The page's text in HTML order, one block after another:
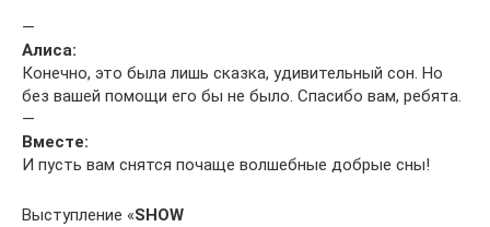
—
Алиса:
Конечно, это была лишь сказка, удивительный сон. Но
без вашей помощи его бы не было. Спасибо вам, ребята.
—
Вместе:
И пусть вам снятся почаще волшебные добрые сны!
Выступление «SHOW